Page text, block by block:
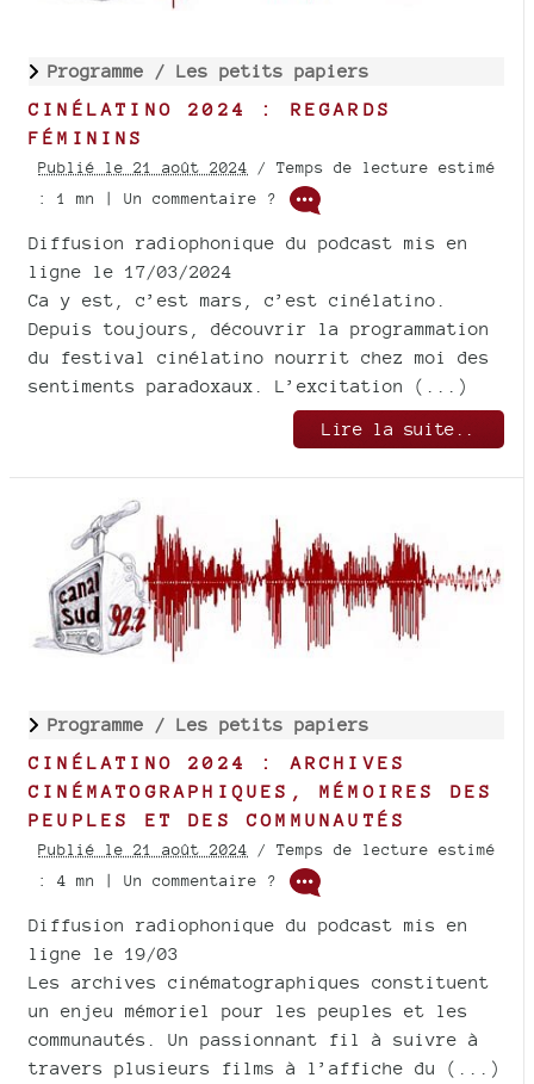
Programme / Les petits papiers
CINÉLATINO 2024 : REGARDS
FÉMININS
Publié le 21 août 2024 / Temps de lecture estimé
: 1 mn | Un commentaire ?
Diffusion radiophonique du podcast mis en
ligne le 17/03/2024
Ca y est, c’est mars, c’est cinélatino.
Depuis toujours, découvrir la programmation
du festival cinélatino nourrit chez moi des
sentiments paradoxaux. L’excitation (...)
Lire la suite..
Programme / Les petits papiers
CINÉLATINO 2024 : ARCHIVES
CINÉMATOGRAPHIQUES, MÉMOIRES DES
PEUPLES ET DES COMMUNAUTÉS
Publié le 21 août 2024 / Temps de lecture estimé
: 4 mn | Un commentaire ?
Diffusion radiophonique du podcast mis en
ligne le 19/03
Les archives cinématographiques constituent
un enjeu mémoriel pour les peuples et les
communautés. Un passionnant fil à suivre à
travers plusieurs films à l’affiche du (...)